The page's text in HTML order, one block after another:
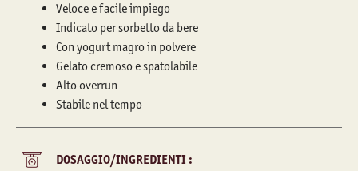
Veloce e facile impiego
Indicato per sorbetto da bere
Con yogurt magro in polvere
Gelato cremoso e spatolabile
Alto overrun
Stabile nel tempo
DOSAGGIO/INGREDIENTI :